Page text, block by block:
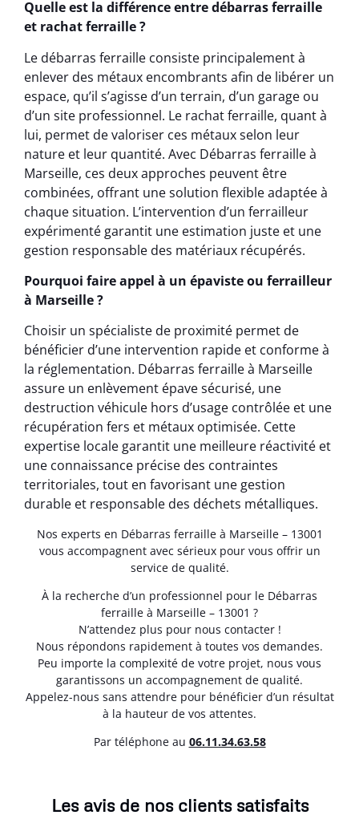
Quelle est la différence entre débarras ferraille
et rachat ferraille ?
Le débarras ferraille consiste principalement à
enlever des métaux encombrants afin de libérer un
espace, qu’il s’agisse d’un terrain, d’un garage ou
d’un site professionnel. Le rachat ferraille, quant à
lui, permet de valoriser ces métaux selon leur
nature et leur quantité. Avec Débarras ferraille à
Marseille, ces deux approches peuvent être
combinées, offrant une solution flexible adaptée à
chaque situation. L’intervention d’un ferrailleur
expérimenté garantit une estimation juste et une
gestion responsable des matériaux récupérés.
Pourquoi faire appel à un épaviste ou ferrailleur
à Marseille ?
Choisir un spécialiste de proximité permet de
bénéficier d’une intervention rapide et conforme à
la réglementation. Débarras ferraille à Marseille
assure un enlèvement épave sécurisé, une
destruction véhicule hors d’usage contrôlée et une
récupération fers et métaux optimisée. Cette
expertise locale garantit une meilleure réactivité et
une connaissance précise des contraintes
territoriales, tout en favorisant une gestion
durable et responsable des déchets métalliques.
Nos experts en Débarras ferraille à Marseille – 13001
vous accompagnent avec sérieux pour vous offrir un
service de qualité.
À la recherche d’un professionnel pour le Débarras
ferraille à Marseille – 13001 ?
N’attendez plus pour nous contacter !
Nous répondons rapidement à toutes vos demandes.
Peu importe la complexité de votre projet, nous vous
garantissons un accompagnement de qualité.
Appelez-nous sans attendre pour bénéficier d’un résultat
à la hauteur de vos attentes.
Par téléphone au 06.11.34.63.58
Les avis de nos clients satisfaits